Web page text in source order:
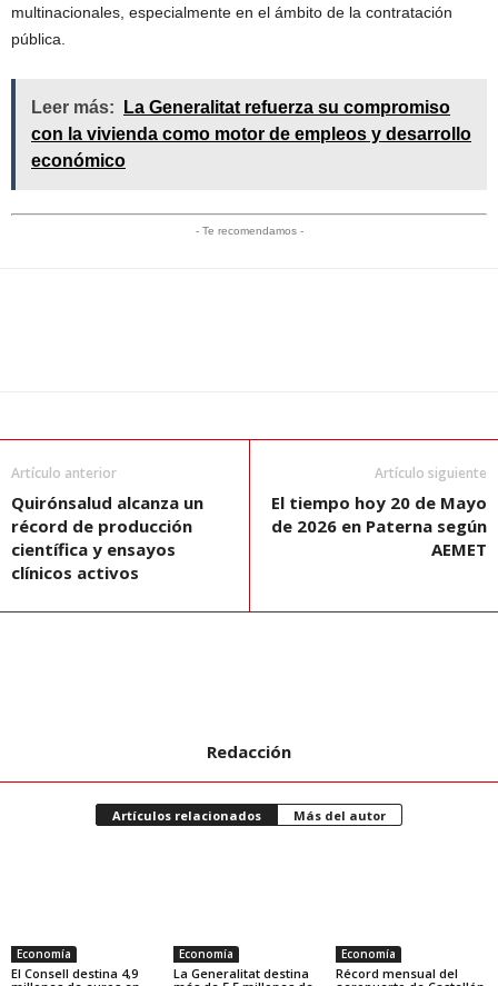
multinacionales, especialmente en el ámbito de la contratación
pública.
Leer más:
La Generalitat refuerza su compromiso
con la vivienda como motor de empleos y desarrollo
económico
- Te recomendamos -
Artículo anterior
Quirónsalud alcanza un
récord de producción
científica y ensayos
clínicos activos
Artículo siguiente
El tiempo hoy 20 de Mayo
de 2026 en Paterna según
AEMET
Redacción
Artículos relacionados Más del autor
Economía
El Consell destina 4,9
Economía
La Generalitat destina
Economía
Récord mensual del